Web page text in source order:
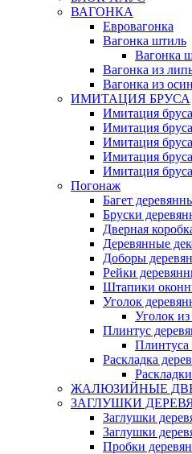
ВАГОНКА
Евровагонка
Вагонка штиль
Вагонка из
Вагонка из
ИМИТАЦИЯ БРУСА
Имитация
Имитация
Имитация
Имитация
Имитация
Погонаж
Багет
Бруски
Дверная
Деревянные
Доборы
Рейки
Штапики
Уголок
Уголок
Плинтус
Раскладка
ЖАЛЮЗИЙНЫЕ
ЗАГЛУШКИ
Заглушки
Заглушки
Пробки